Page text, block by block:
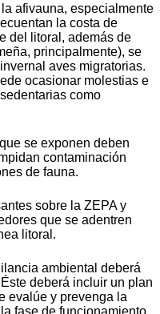
afivauna, especialmente
la costa de
del litoral, además de
principalmente), se
aves migratorias.
ocasionar molestias e
como
se exponen deben
contaminación
de fauna.
sobre la ZEPA y
que se adentren
litoral.
ambiental deberá
deberá incluir un plan
evalúe y prevenga la
fase de funcionamiento